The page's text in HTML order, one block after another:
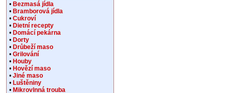
• Bezmasá jídla
• Bramborová jídla
• Cukroví
• Dietní recepty
• Domácí pekárna
• Dorty
• Drůbeží maso
• Grilování
• Houby
• Hovězí maso
• Jiné maso
• Luštěniny
• Mikrovlnná trouba